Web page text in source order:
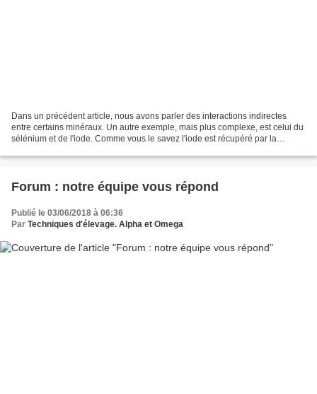
Dans un précédent article, nous avons parler des interactions indirectes
entre certains minéraux. Un autre exemple, mais plus complexe, est celui du
sélénium et de l'iode. Comme vous le savez l'iode est récupéré par la
Forum : notre équipe vous répond
Publié le 03/06/2018 à 06:36
Par Techniques d'élevage. Alpha et Omega